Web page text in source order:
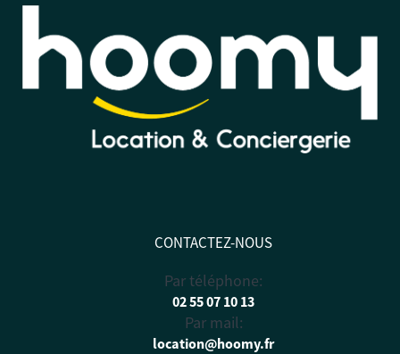
CONTACTEZ-NOUS
Par téléphone:
02 55 07 10 13
Par mail:
location@hoomy.fr